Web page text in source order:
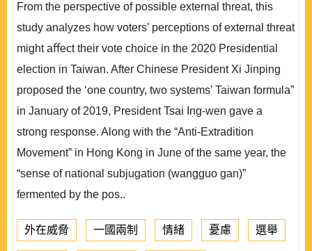
From the perspective of possible external threat, this
study analyzes how voters’ perceptions of external threat
might aﬀect their vote choice in the 2020 Presidential
election in Taiwan. After Chinese President Xi Jinping
proposed the ‘one country, two systems’ Taiwan formula”
in January of 2019, President Tsai Ing-wen gave a
strong response. Along with the “Anti-Extradition
Movement” in Hong Kong in June of the same year, the
“sense of national subjugation (wangguo gan)”
fermented by the pos..
外在威脅 一國兩制 情緒 憂慮 選舉